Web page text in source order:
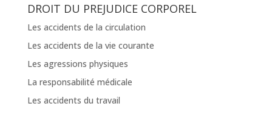
DROIT DU PREJUDICE CORPOREL
Les accidents de la circulation
Les accidents de la vie courante
Les agressions physiques
La responsabilité médicale
Les accidents du travail